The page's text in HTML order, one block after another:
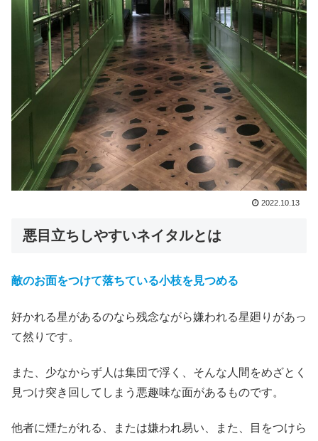
2022.10.13
悪目立ちしやすいネイタルとは
敵のお面をつけて落ちている小枝を見つめる
好かれる星があるのなら残念ながら嫌われる星廻りがあっ
て然りです。
また、少なからず人は集団で浮く、そんな人間をめざとく
見つけ突き回してしまう悪趣味な面があるものです。
他者に煙たがれる、または嫌われ易い、また、目をつけら